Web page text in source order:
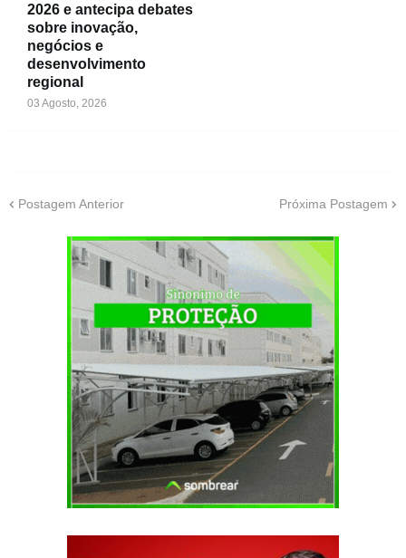
2026 e antecipa debates
sobre inovação,
negócios e
desenvolvimento
regional
03 Agosto, 2026
Postagem Anterior Próxima Postagem